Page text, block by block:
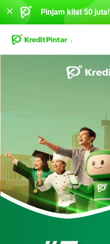
Pinjam kilat 50 juta!